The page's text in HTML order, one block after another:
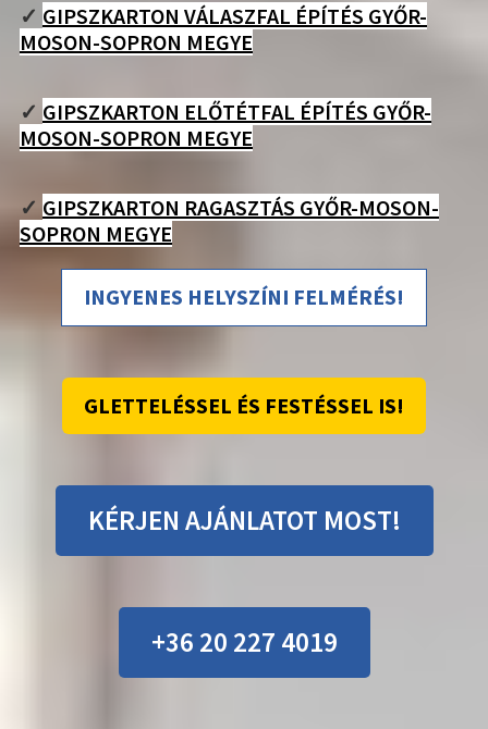
✓ GIPSZKARTON VÁLASZFAL ÉPÍTÉS GYŐR-
MOSON-SOPRON MEGYE
✓ GIPSZKARTON ELŐTÉTFAL ÉPÍTÉS GYŐR-
MOSON-SOPRON MEGYE
✓ GIPSZKARTON RAGASZTÁS GYŐR-MOSON-
SOPRON MEGYE
INGYENES HELYSZÍNI FELMÉRÉS!
GLETTELÉSSEL ÉS FESTÉSSEL IS!
KÉRJEN AJÁNLATOT MOST!
+36 20 227 4019